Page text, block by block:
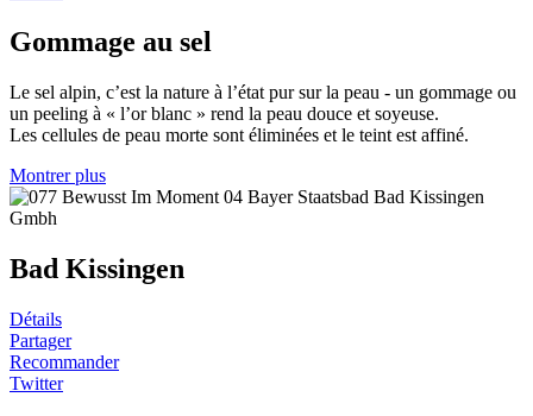
Gommage au sel
Le sel alpin, c’est la nature à l’état pur sur la peau - un gommage ou
un peeling à « l’or blanc » rend la peau douce et soyeuse.
Les cellules de peau morte sont éliminées et le teint est affiné.
Montrer plus
Bad Kissingen
Détails
Partager
Recommander
Twitter